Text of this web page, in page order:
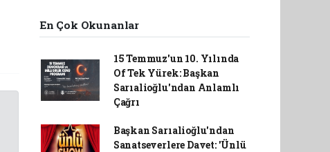
En Çok Okunanlar
15 Temmuz'un 10. Yılında
Of Tek Yürek: Başkan
Sarıalioğlu'ndan Anlamlı
Çağrı
Başkan Sarıalioğlu'ndan
Sanatseverlere Davet: 'Ünlü